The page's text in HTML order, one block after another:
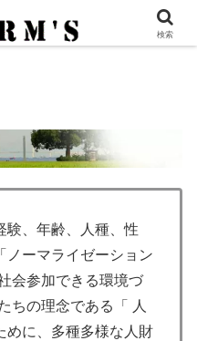
瀬谷区の地域愛企業
験、年齢、人種、性
ノーマライゼーション
会参加できる環境づ
ちの理念である「 人
めに、多種多様な人財
検索